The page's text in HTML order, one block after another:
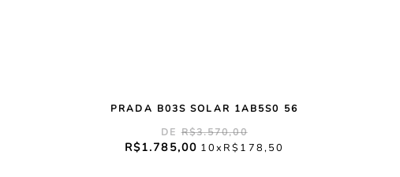
PRADA B03S SOLAR 1AB5S0 56
R$3.570,00
R$1.785,00 10 R$ 178,50